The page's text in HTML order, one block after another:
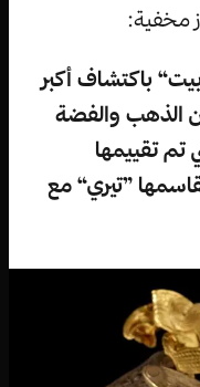
مخفية:
هيربيت“ باكتشاف أكبر
الذهب والفضة
تم تقييمها
تقاسمها ”تيري“ مع